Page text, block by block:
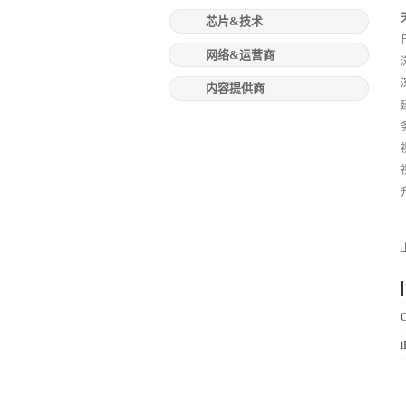
芯片&技术
网络&运营商
内容提供商